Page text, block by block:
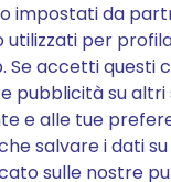
impostati da
utilizzati per
Se accetti questi
pubblicità su altri
e alle tue
salvare i dati
sulle nostre